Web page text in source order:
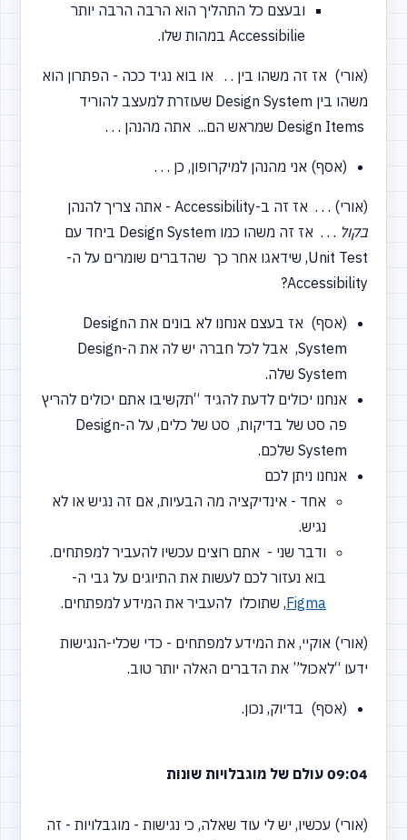
ובעצם כל התהליך הוא הרבה הרבה יותר
Accessibilie במהות שלו.
(אורי) אז זה משהו בין . . או בוא נגיד ככה - הפתרון הוא
משהו בין Design System שעוזרת למעצב להוריד
(אסף) אני מהנהן למיקרופון, כן . . .
(אורי) . . . אז זה ב-Accessibility - אתה צריך להנהן
בקול
. . . אז זה משהו כמו Design System ביחד עם
Unit Test, שידאגו אחר כך שהדברים שומרים על ה-
Accessibility?
(אסף) אז בעצם אנחנו לא בונים את הDesign
System, אבל לכל חברה יש לה את ה-Design
System שלה.
אנחנו יכולים לדעת להגיד “תקשיבו אתם יכולים להריץ
פה סט של בדיקות, סט של כלים, על ה-Design
System שלכם.
אנחנו ניתן לכם
אחד - אינדיקציה מה הבעיות, אם זה נגיש או לא
נגיש.
ודבר שני - אתם רוצים עכשיו להעביר למפתחים.
בוא נעזור לכם לעשות את התיוגים על גבי ה-
Figma, שתוכלו להעביר את המידע למפתחים.
(אורי) אוקיי, את המידע למפתחים - כדי שכלי-הנגישות
ידעו “לאכול” את הדברים האלה יותר טוב.
(אסף) בדיוק, נכון.
09:04 עולם של מוגבלויות שונות
(אורי) עכשיו, יש לי עוד שאלה, כי נגישות - מוגבלויות - זה